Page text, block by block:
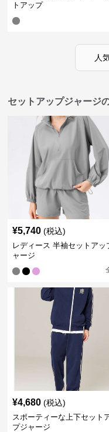
トアップ
人
セットアップジャージ
¥5,740 (税込)
レディース 半袖セットアッ
ャージ
¥4,680 (税込)
スポーティーな上下セット
プジャージ